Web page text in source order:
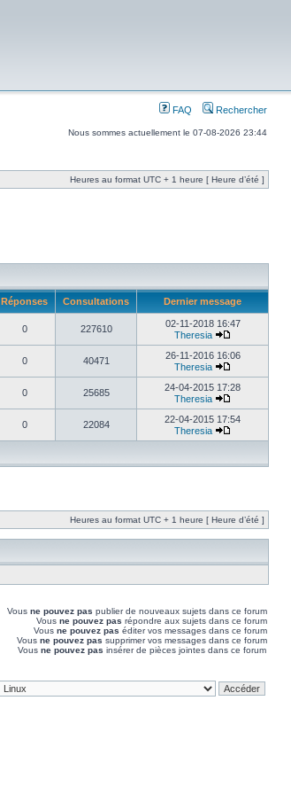
FAQ Rechercher
Nous sommes actuellement le 07-08-2026 23:44
Heures au format UTC + 1 heure [ Heure d’été ]
Réponses Consultations Dernier message
0 227610
02-11-2018 16:47
Theresia
0 40471
26-11-2016 16:06
Theresia
0 25685
24-04-2015 17:28
Theresia
0 22084
22-04-2015 17:54
Theresia
Heures au format UTC + 1 heure [ Heure d’été ]
Vous ne pouvez pas publier de nouveaux sujets dans ce forum
Vous ne pouvez pas répondre aux sujets dans ce forum
Vous ne pouvez pas éditer vos messages dans ce forum
Vous ne pouvez pas supprimer vos messages dans ce forum
Vous ne pouvez pas insérer de pièces jointes dans ce forum